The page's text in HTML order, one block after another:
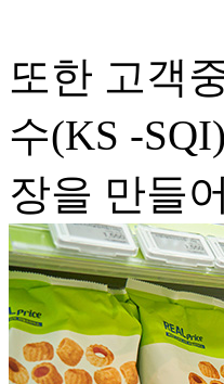
또한 고객
수(KS -
장을 만들